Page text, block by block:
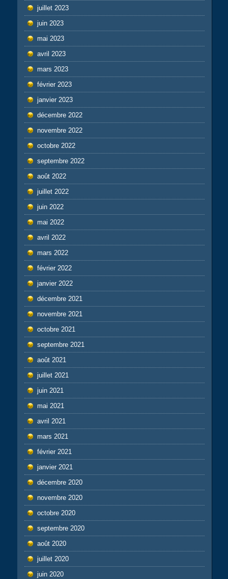
juillet 2023
juin 2023
mai 2023
avril 2023
mars 2023
février 2023
janvier 2023
décembre 2022
novembre 2022
octobre 2022
septembre 2022
août 2022
juillet 2022
juin 2022
mai 2022
avril 2022
mars 2022
février 2022
janvier 2022
décembre 2021
novembre 2021
octobre 2021
septembre 2021
août 2021
juillet 2021
juin 2021
mai 2021
avril 2021
mars 2021
février 2021
janvier 2021
décembre 2020
novembre 2020
octobre 2020
septembre 2020
août 2020
juillet 2020
juin 2020